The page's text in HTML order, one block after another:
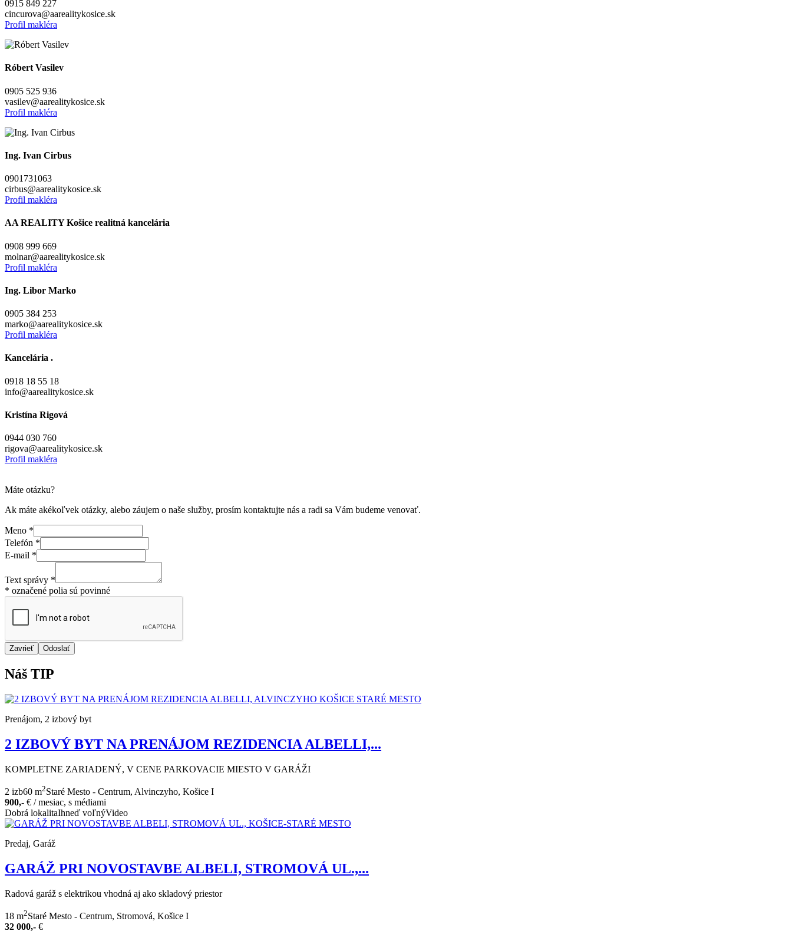
0915 849 227
cincurova@aarealitykosice.sk
Profil makléra
Róbert Vasilev
0905 525 936
vasilev@aarealitykosice.sk
Profil makléra
Ing. Ivan Cirbus
0901731063
cirbus@aarealitykosice.sk
Profil makléra
AA REALITY Košice realitná kancelária
0908 999 669
molnar@aarealitykosice.sk
Profil makléra
Ing. Libor Marko
0905 384 253
marko@aarealitykosice.sk
Profil makléra
Kancelária .
0918 18 55 18
info@aarealitykosice.sk
Kristína Rigová
0944 030 760
rigova@aarealitykosice.sk
Profil makléra
Máte otázku?
Ak máte akékoľvek otázky, alebo záujem o naše služby, prosím kontaktujte nás a radi sa Vám budeme venovať.
Meno *
Telefón *
E-mail *
Text správy *
* označené polia sú povinné
Zavrieť Odoslať
Náš TIP
Prenájom, 2 izbový byt
2 IZBOVÝ BYT NA PRENÁJOM REZIDENCIA ALBELLI,...
KOMPLETNE ZARIADENÝ, V CENE PARKOVACIE MIESTO V GARÁŽI
2 izb60 m2Staré Mesto - Centrum, Alvinczyho, Košice I
900,- € / mesiac, s médiami
Dobrá lokalitaIhneď voľnýVideo
Predaj, Garáž
GARÁŽ PRI NOVOSTAVBE ALBELI, STROMOVÁ UL.,...
Radová garáž s elektrikou vhodná aj ako skladový priestor
18 m2Staré Mesto - Centrum, Stromová, Košice I
32 000,- €